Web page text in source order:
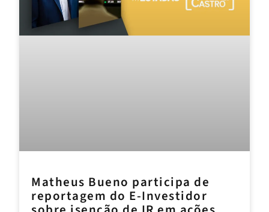
Matheus Bueno participa de
reportagem do E-Investidor